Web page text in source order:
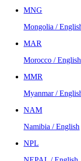
MNG
Mongolia /
MAR
Morocco / English
MMR
Myanmar /
NAM
Namibia / English
NPL